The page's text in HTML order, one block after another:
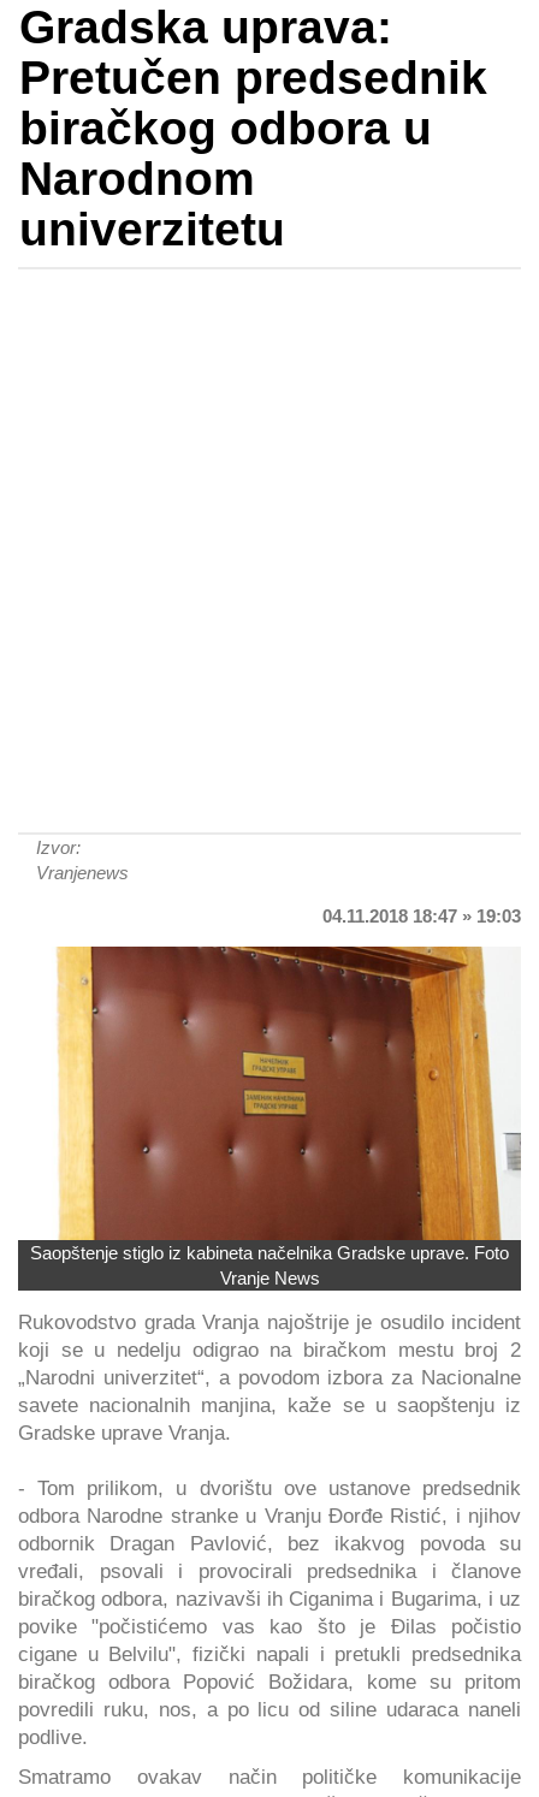
Gradska uprava:
Pretučen predsednik
biračkog odbora u
Narodnom
univerzitetu
Izvor:
Vranjenews
04.11.2018 18:47 » 19:03
Saopštenje stiglo iz kabineta načelnika Gradske uprave. Foto
Vranje News
Rukovodstvo grada Vranja najoštrije je osudilo incident
koji se u nedelju odigrao na biračkom mestu broj 2
„Narodni univerzitet“, a povodom izbora za Nacionalne
savete nacionalnih manjina, kaže se u saopštenju iz
Gradske uprave Vranja.
- Tom prilikom, u dvorištu ove ustanove predsednik
odbora Narodne stranke u Vranju Đorđe Ristić, i njihov
odbornik Dragan Pavlović, bez ikakvog povoda su
vređali, psovali i provocirali predsednika i članove
biračkog odbora, nazivavši ih Ciganima i Bugarima, i uz
povike "počistićemo vas kao što je Đilas počistio
cigane u Belvilu", fizički napali i pretukli predsednika
biračkog odbora Popović Božidara, kome su pritom
povredili ruku, nos, a po licu od siline udaraca naneli
podlive.
Smatramo ovakav način političke komunikacije